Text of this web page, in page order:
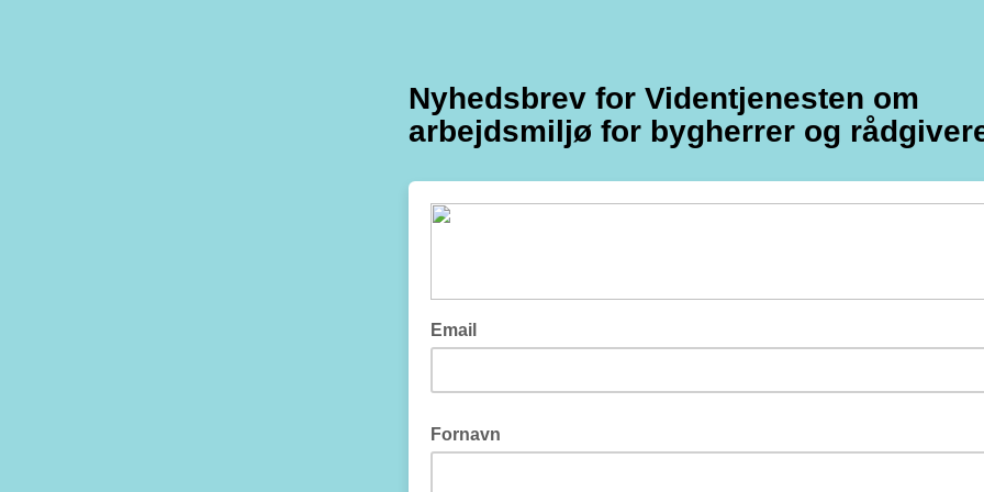
Nyhedsbrev for Videntjenesten om
arbejdsmiljø for bygherrer og
Email
Fornavn